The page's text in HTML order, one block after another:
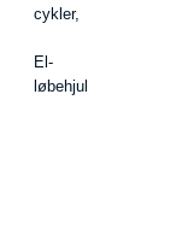
cykler,
El-
løbehjul